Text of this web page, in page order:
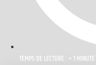
TEMPS DE LECTURE : < 1 MINUTE